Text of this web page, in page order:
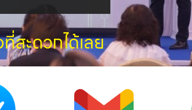
ะดวกได้เลย